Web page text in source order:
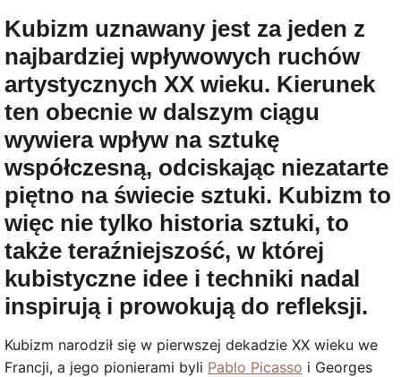
Kubizm uznawany jest za jeden z
najbardziej wpływowych ruchów
artystycznych XX wieku. Kierunek
ten obecnie w dalszym ciągu
wywiera wpływ na sztukę
współczesną, odciskając niezatarte
piętno na świecie sztuki. Kubizm to
więc nie tylko historia sztuki, to
także teraźniejszość, w której
kubistyczne idee i techniki nadal
inspirują i prowokują do refleksji.
Kubizm narodził się w pierwszej dekadzie XX wieku we
Francji, a jego pionierami byli Pablo Picasso i Georges